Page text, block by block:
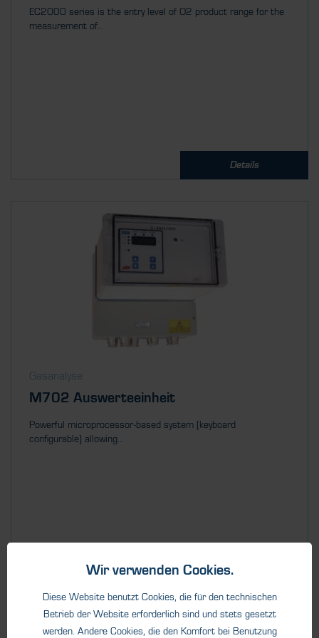
EC2000 series is the entry level of O2 product range for the
measurement of...
Details
Gasanalyse
M702 Auswerteeinheit
Powerful microprocessor-based system (keyboard
configurable) allowing...
Wir verwenden Cookies.
Diese Website benutzt Cookies, die für den technischen
Betrieb der Website erforderlich sind und stets gesetzt
werden. Andere Cookies, die den Komfort bei Benutzung